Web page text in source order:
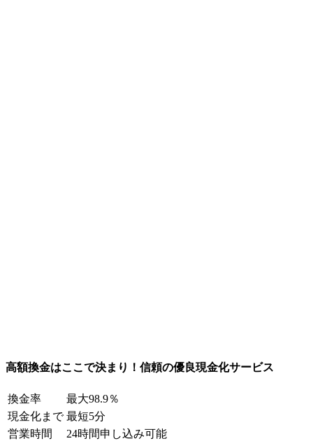
高額換金はここで決まり！信頼の優良現金化サービス
換金率
最大98.9％
現金化まで 最短5分
営業時間
24時間申し込み可能